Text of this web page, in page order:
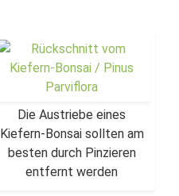
Die Austriebe eines
Kiefern-Bonsai sollten am
besten durch Pinzieren
entfernt werden